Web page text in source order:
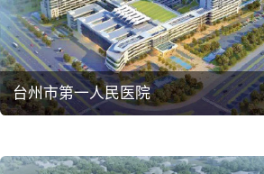
台州市第一人民医院